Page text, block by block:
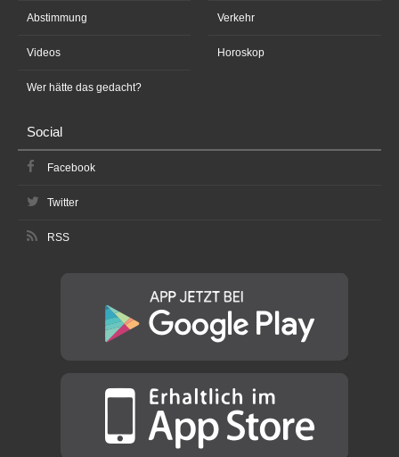
Abstimmung
Videos
Wer hätte das gedacht?
Verkehr
Horoskop
Social
Facebook
Twitter
RSS